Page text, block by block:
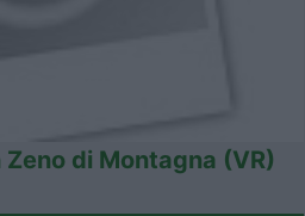
di Montagna (VR)